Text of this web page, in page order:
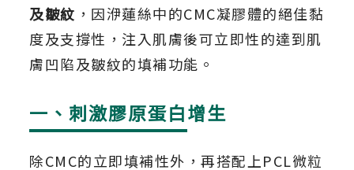
及皺紋 ，因洢蓮絲中的CMC凝膠體的絕佳黏
度及支撐性，注入肌膚後可立即性的達到肌
膚凹陷及皺紋的填補功能。
一、刺激膠原蛋白增生
除CMC的立即填補性外，再搭配上PCL微粒